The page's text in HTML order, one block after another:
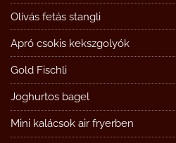
Olívás fetás stangli
Apró csokis kekszgolyók
Gold Fischli
Joghurtos bagel
Mini kalácsok air fryerben